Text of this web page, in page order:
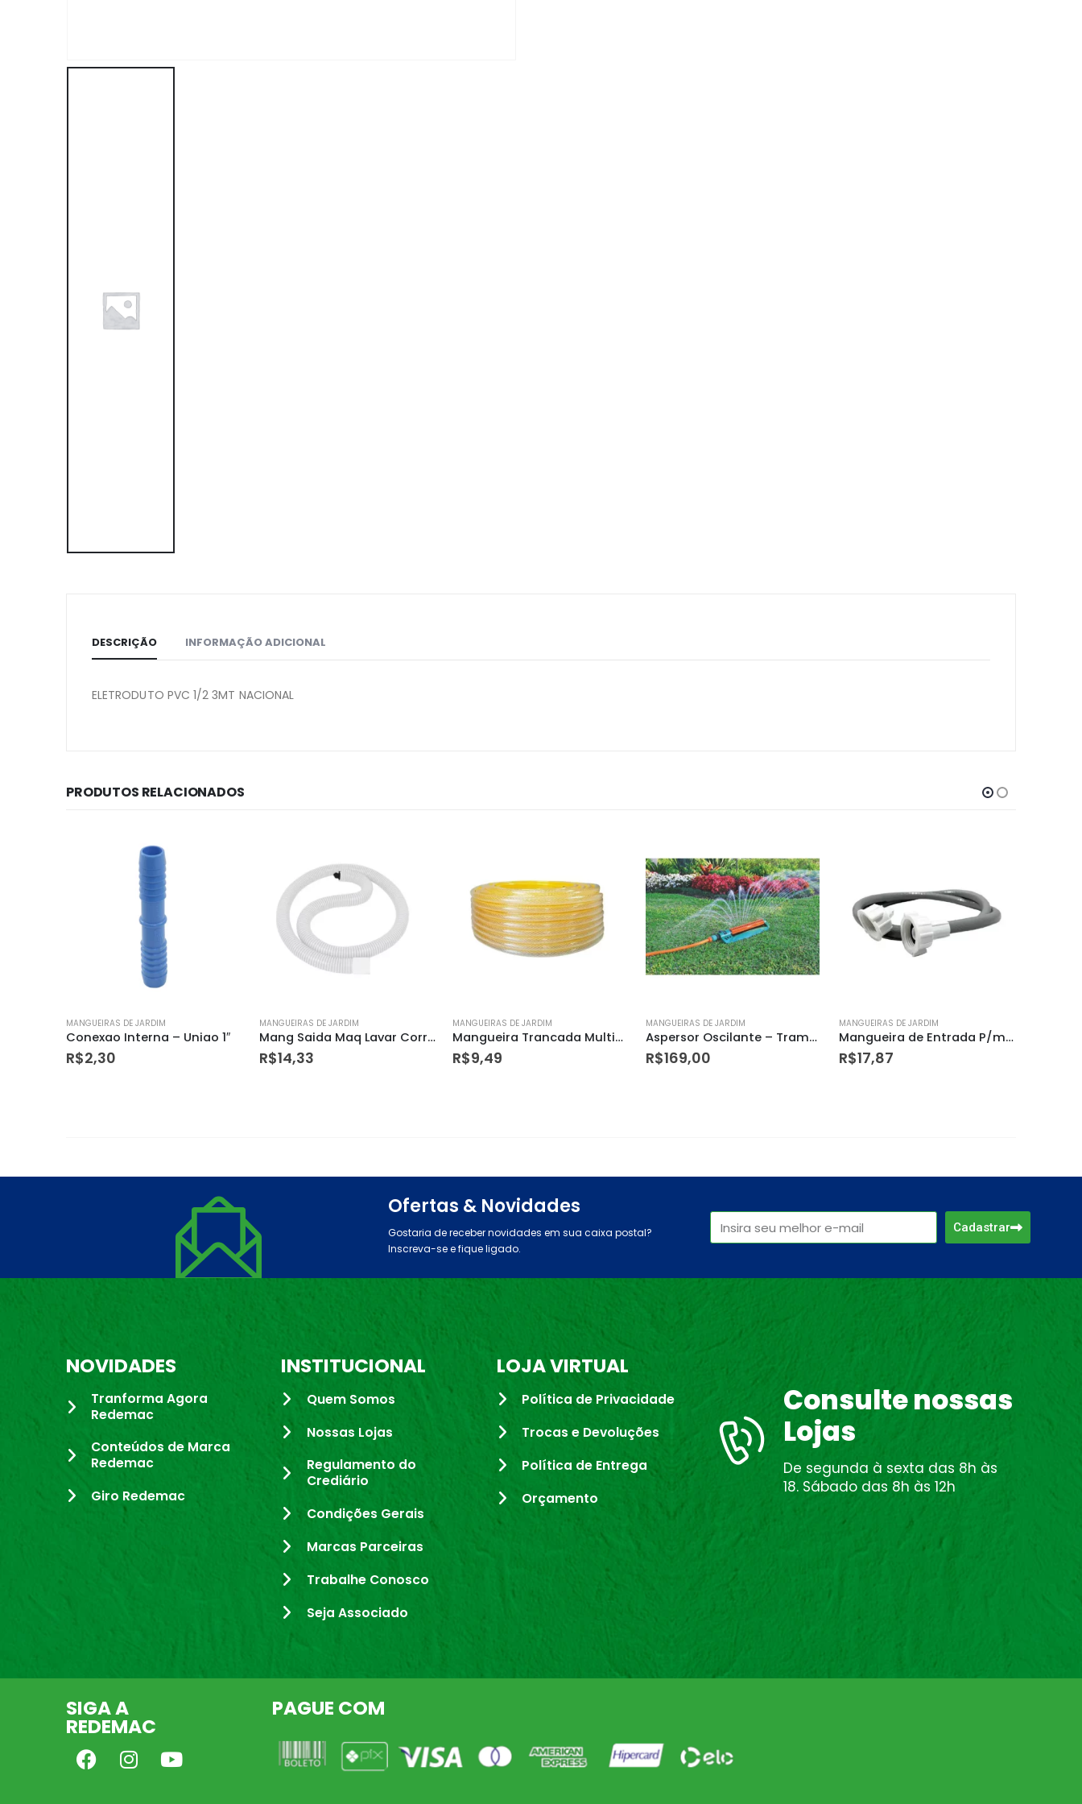
DESCRIÇÃO INFORMAÇÃO ADICIONAL
ELETRODUTO PVC 1/2 3MT NACIONAL
PRODUTOS RELACIONADOS
MANGUEIRAS DE JARDIM
R$14,33
MANGUEIRAS DE JARDIM
Mangueira Trancada Multiuso 3/8 X 3,0 Amarela
R$9,49
MANGUEIRAS DE JARDIM
Aspersor Oscilante – Tramontina
R$169,00
MANGUEIRAS DE JARDIM
Mangueira de Entrada P/maquina 1.40m – 22685
R$17,87
MANGUEIRAS DE JARDIM
Conduite Flexivel Preto 1.1/2
R$4,50
Ofertas & Novidades
Gostaria de receber novidades em sua caixa postal?
Inscreva-se e fique ligado.
Cadastrar
NOVIDADES
Tranforma Agora
Redemac
Conteúdos de Marca
Redemac
Giro Redemac
INSTITUCIONAL
Quem Somos
Nossas Lojas
Regulamento do
Crediário
Condições Gerais
Marcas Parceiras
Trabalhe Conosco
Seja Associado
LOJA VIRTUAL
Política de Privacidade
Trocas e Devoluções
Política de Entrega
Orçamento
Consulte nossas
Lojas
De segunda à sexta das 8h às
18. Sábado das 8h às 12h
SIGA A
REDEMAC
PAGUE COM